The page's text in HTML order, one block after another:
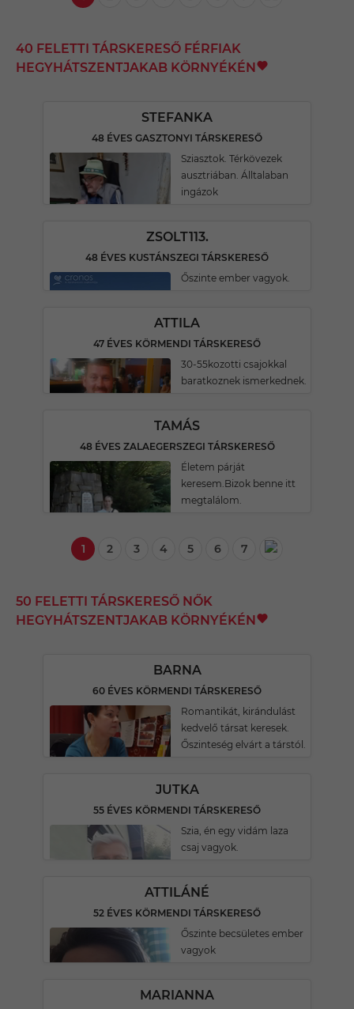
40 FELETTI TÁRSKERESŐ FÉRFIAK
HEGYHÁTSZENTJAKAB KÖRNYÉKÉN
STEFANKA
48 ÉVES GASZTONYI TÁRSKERESŐ
Sziasztok. Térkövezek
ausztriában. Álltalaban
ingázok
ZSOLT113.
48 ÉVES KUSTÁNSZEGI TÁRSKERESŐ
Őszinte ember vagyok.
ATTILA
47 ÉVES KÖRMENDI TÁRSKERESŐ
30-55kozotti csajokkal
baratkoznek ismerkednek.
TAMÁS
48 ÉVES ZALAEGERSZEGI TÁRSKERESŐ
Életem párját
keresem.Bizok benne itt
megtalálom.
1 2 3 4 5 6 7
50 FELETTI TÁRSKERESŐ NŐK
HEGYHÁTSZENTJAKAB KÖRNYÉKÉN
BARNA
60 ÉVES KÖRMENDI TÁRSKERESŐ
Romantikát, kirándulást
kedvelő társat keresek.
Őszinteség elvárt a társtól.
JUTKA
55 ÉVES KÖRMENDI TÁRSKERESŐ
Szia, én egy vidám laza
csaj vagyok.
ATTILÁNÉ
52 ÉVES KÖRMENDI TÁRSKERESŐ
Őszinte becsületes ember
vagyok
MARIANNA